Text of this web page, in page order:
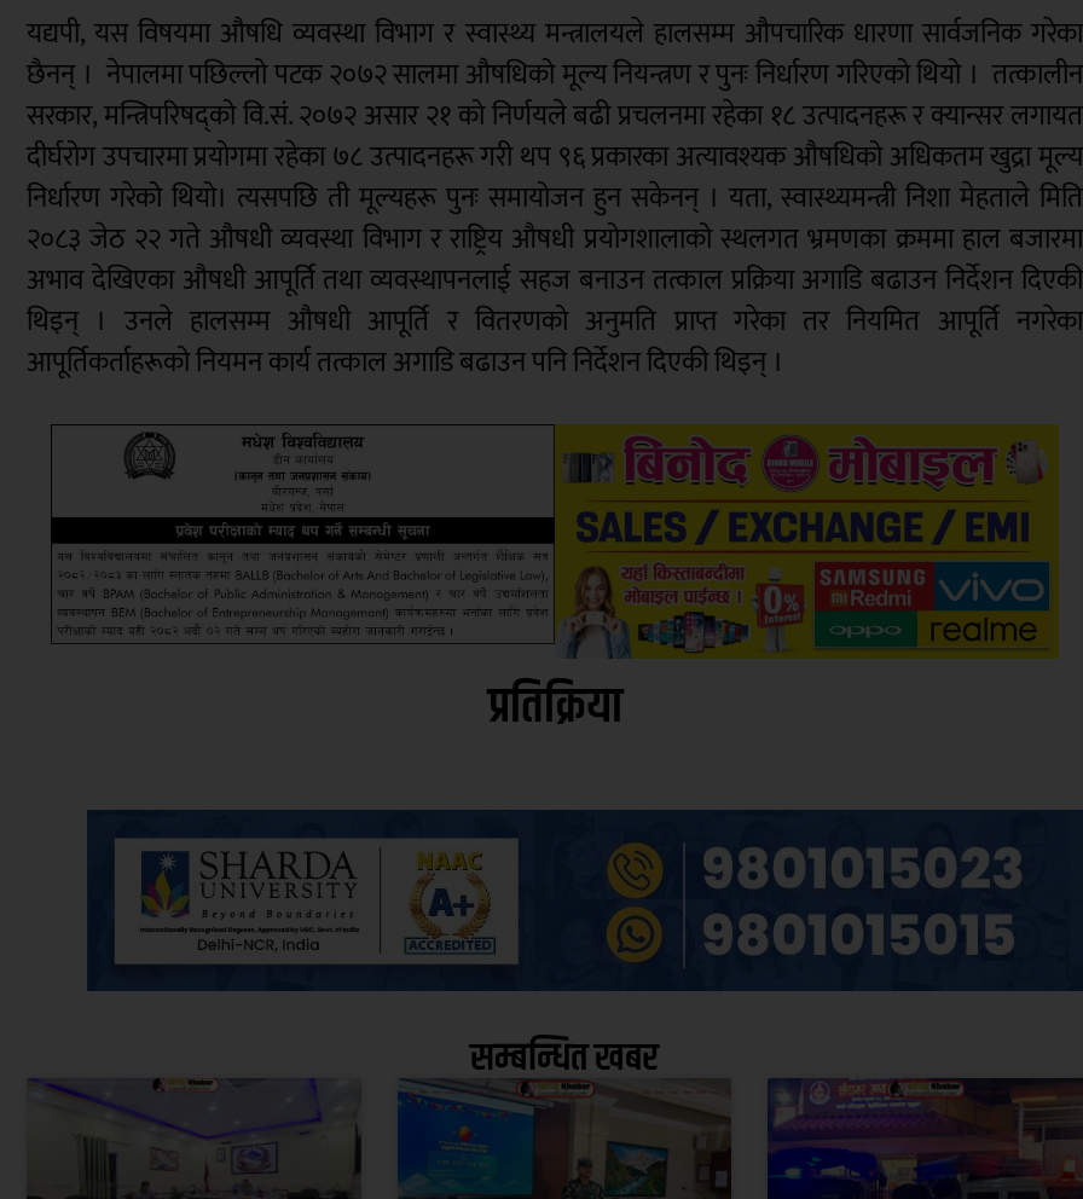
यद्यपी, यस विषयमा औषधि व्यवस्था विभाग र स्वास्थ्य मन्त्रालयले हालसम्म औपचारिक धारणा सार्वजनिक गरेका
छैनन् । नेपालमा पछिल्लो पटक २०७२ सालमा औषधिको मूल्य नियन्त्रण र पुनः निर्धारण गरिएको थियो । तत्कालीन
सरकार, मन्त्रिपरिषद्को वि.सं. २०७२ असार २१ को निर्णयले बढी प्रचलनमा रहेका १८ उत्पादनहरू र क्यान्सर लगायत
दीर्घरोग उपचारमा प्रयोगमा रहेका ७८ उत्पादनहरू गरी थप ९६ प्रकारका अत्यावश्यक औषधिको अधिकतम खुद्रा मूल्य
निर्धारण गरेको थियो। त्यसपछि ती मूल्यहरू पुनः समायोजन हुन सकेनन् । यता, स्वास्थ्यमन्त्री निशा मेहताले मिति
२०८३ जेठ २२ गते औषधी व्यवस्था विभाग र राष्ट्रिय औषधी प्रयोगशालाको स्थलगत भ्रमणका क्रममा हाल बजारमा
अभाव देखिएका औषधी आपूर्ति तथा व्यवस्थापनलाई सहज बनाउन तत्काल प्रक्रिया अगाडि बढाउन निर्देशन दिएकी
थिइन् । उनले हालसम्म औषधी आपूर्ति र वितरणको अनुमति प्राप्त गरेका तर नियमित आपूर्ति नगरेका
आपूर्तिकर्ताहरूको नियमन कार्य तत्काल अगाडि बढाउन पनि निर्देशन दिएकी थिइन् ।
प्रतिक्रिया
सम्बन्धित खबर